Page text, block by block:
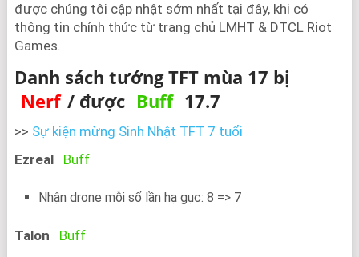
được chúng tôi cập nhật sớm nhất tại đây, khi có
thông tin chính thức từ trang chủ LMHT & DTCL Riot
Games.
Danh sách tướng TFT mùa 17 bị
Nerf / được Buff 17.7
>> Sự kiện mừng Sinh Nhật TFT 7 tuổi
Ezreal
Buff
Nhận drone mỗi số lần hạ gục: 8 => 7
Talon Buff